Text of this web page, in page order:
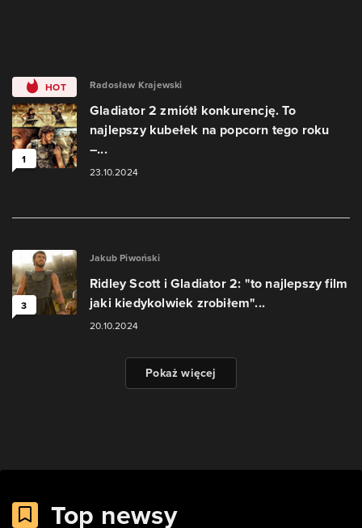
HOT
1
Radosław Krajewski
Gladiator 2 zmiótł konkurencję. To
najlepszy kubełek na popcorn tego roku
–...
23.10.2024
3
Jakub Piwoński
Ridley Scott i Gladiator 2: "to najlepszy film
jaki kiedykolwiek zrobiłem"...
20.10.2024
Pokaż więcej
Top newsy